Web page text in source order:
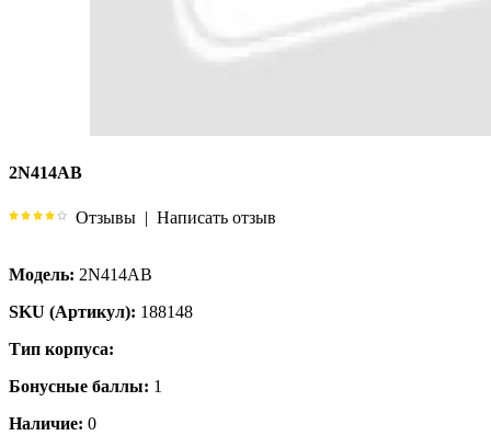
2N414AB
Отзывы | Написать отзыв
Модель: 2N414AB
SKU (Артикул): 188148
Тип корпуса:
Бонусные баллы: 1
Наличие: 0